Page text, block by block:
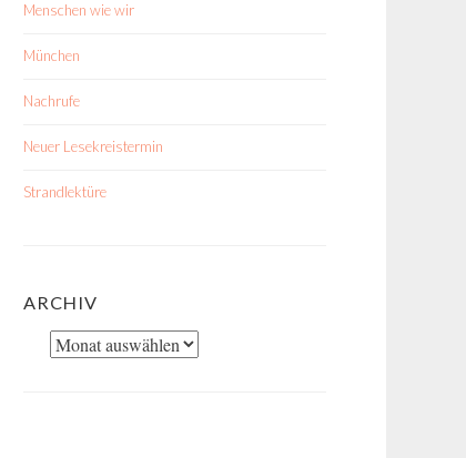
Menschen wie wir
München
Nachrufe
Neuer Lesekreistermin
Strandlektüre
ARCHIV
Archiv